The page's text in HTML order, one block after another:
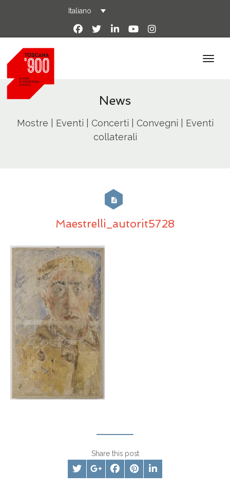
Italiano
News
Mostre | Eventi | Concerti | Convegni | Eventi
collaterali
Maestrelli_autorit5728
Share this post